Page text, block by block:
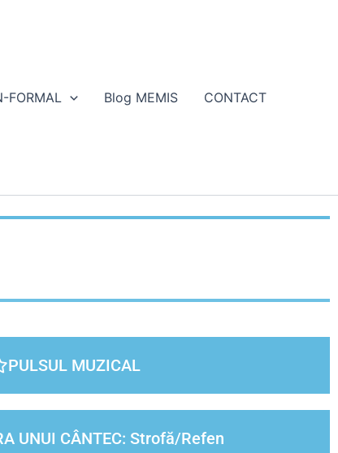
FORMAL Blog MEMIS CONTACT
PULSUL MUZICAL
UNUI CÂNTEC: Strofă/Refen